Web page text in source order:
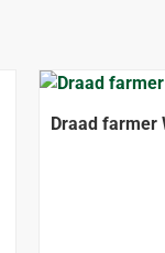
Draad farmer